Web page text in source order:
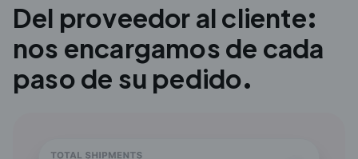
Del proveedor al cliente:
nos encargamos de cada
paso de su pedido.